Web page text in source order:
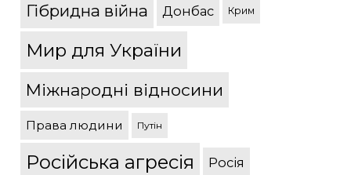
Гібридна війна Донбас Крим
Мир для України
Міжнародні відносини
Права людини Путін
Російська агресія Росія